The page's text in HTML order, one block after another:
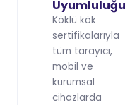
Uyumluluğu
Köklü kök
sertifikalarıyla
tüm tarayıcı,
mobil ve
kurumsal
cihazlarda